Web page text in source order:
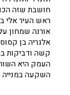
חושבת שזה
ראש העיר אלי
אורנה שמחון
אלגריה בן
קשה ודביקות
העמק היא
השקעה במנייה